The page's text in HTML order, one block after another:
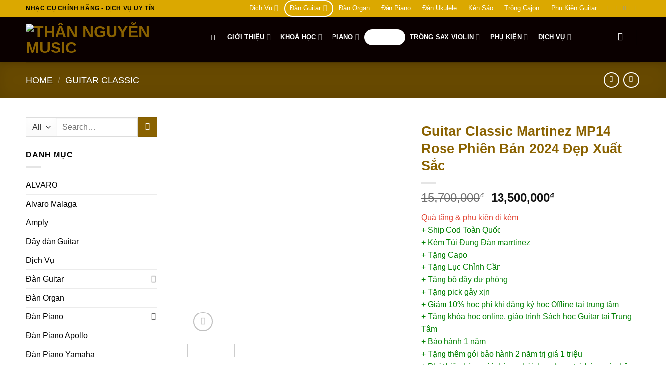
to
NHẠC CỤ CHÍNH HÃNG - DỊCH VỤ UY TÍN Dịch Vụ Đàn Guitar Đàn Organ Đàn Piano Đàn Ukulele Kèn Sáo Trống Cajon Phụ Kiện Guitar
GIỚI THIỆU KHOÁ HỌC PIANO TRỐNG SAX VIOLIN PHỤ KIỆN DỊCH VỤ
HOME / GUITAR CLASSIC
Search
DANH MỤC
ALVARO
Alvaro Malaga
Amply
Dây đàn Guitar
Dịch Vụ
Đàn Guitar
Đàn Organ
Đàn Piano
Đàn Piano Apollo
Đàn Piano Yamaha
Guitar Classic Martinez MP14
Rose Phiên Bản 2024 Đẹp Xuất
Sắc
15,700,000₫ 13,500,000₫
Quà tặng & phụ kiện đi kèm
+ Ship Cod Toàn Quốc
+ Kèm Túi Đụng Đàn marrtinez
+ Tặng Capo
+ Tặng Lục Chỉnh Cần
+ Tặng bộ dây dự phòng
+ Tặng pick gảy xịn
+ Giảm 10% học phí khi đăng ký học Offline tại trung tâm
+ Tặng khóa học online, giáo trình Sách học Guitar tại Trung
Tâm
+ Bảo hành 1 năm
+ Tặng thêm gói bảo hành 2 năm trị giá 1 triệu